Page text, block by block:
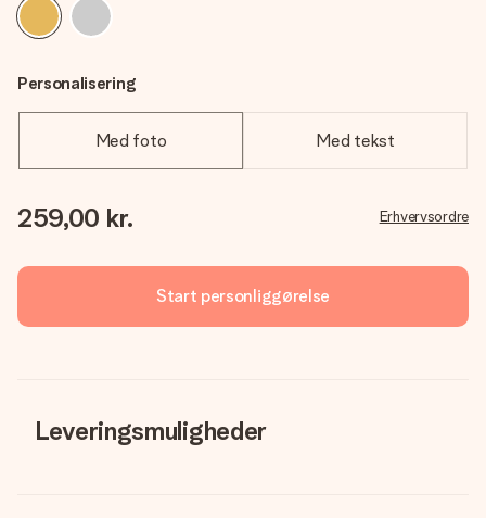
Personalisering
Med foto Med tekst
259,00 kr. Erhvervsordre
Start personliggørelse
Leveringsmuligheder